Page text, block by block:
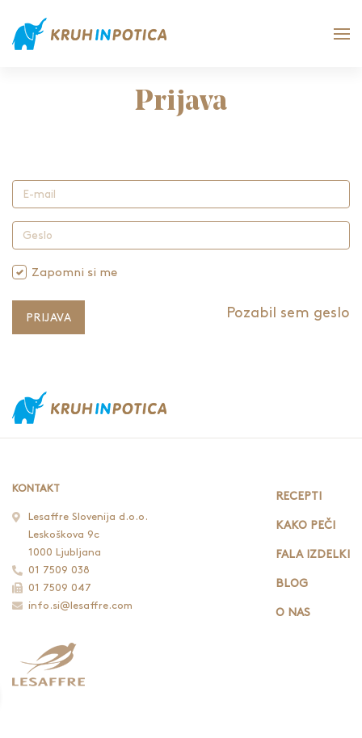
Prijava
Zapomni si me
PRIJAVA Pozabil sem geslo
KONTAKT
Lesaffre Slovenija d.o.o.
Leskoškova 9c
1000 Ljubljana
01 7509 038
01 7509 047
info.si@lesaffre.com
RECEPTI
KAKO PEČI
FALA IZDELKI
BLOG
O NAS